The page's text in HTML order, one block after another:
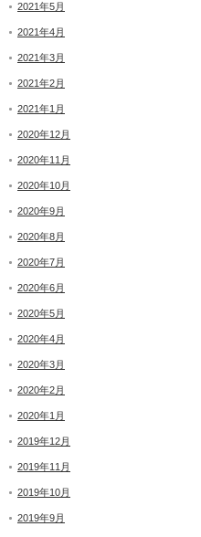
2021年5月
2021年4月
2021年3月
2021年2月
2021年1月
2020年12月
2020年11月
2020年10月
2020年9月
2020年8月
2020年7月
2020年6月
2020年5月
2020年4月
2020年3月
2020年2月
2020年1月
2019年12月
2019年11月
2019年10月
2019年9月